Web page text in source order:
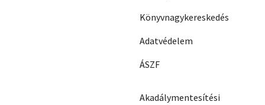
Könyvnagykereskedés
Adatvédelem
ÁSZF
Akadálymentesítési